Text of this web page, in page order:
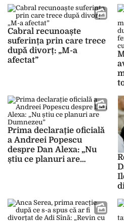
Cabral recunoaște
suferința prin care trece
după divorț: „M-a
afectat”
Prima declarație oficială
a Andreei Popescu
despre Dan Alexa: „Nu
știu ce planuri are